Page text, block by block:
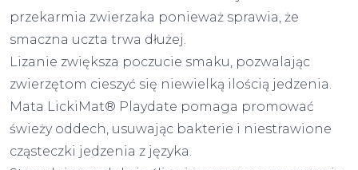
przekarmia zwierzaka ponieważ sprawia, że
smaczna uczta trwa dłużej.
Lizanie zwiększa poczucie smaku, pozwalając
zwierzętom cieszyć się niewielką ilością jedzenia.
Mata LickiMat® Playdate pomaga promować
świeży oddech, usuwając bakterie i niestrawione
cząsteczki jedzenia z języka.